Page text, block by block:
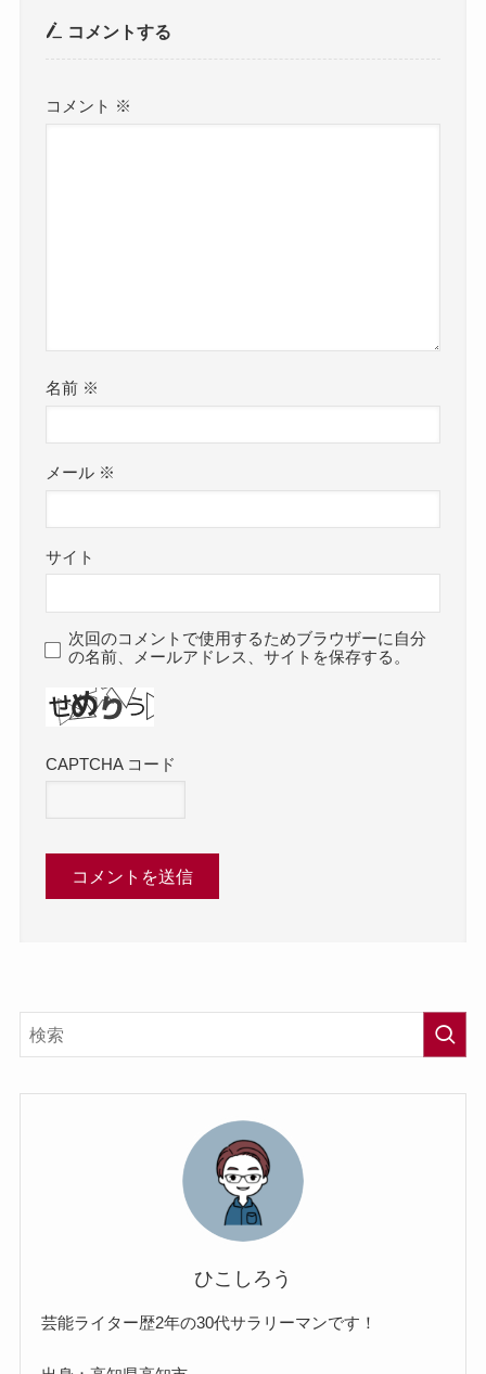
コメントする
コメント ※
名前 ※
メール ※
サイト
次回のコメントで使用するためブラウザーに自分
の名前、メールアドレス、サイトを保存する。
CAPTCHA コード
ひこしろう
芸能ライター歴2年の30代サラリーマンです！